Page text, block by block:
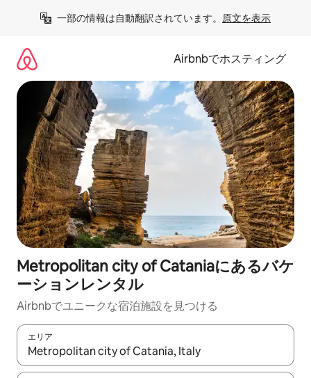
一部の情報は自動翻訳されています。 原文を表示
Airbnbでホスティング
Metropolitan city of Cataniaにあるバケ
ーションレンタル
Airbnbでユニークな宿泊施設を見つける
エリア
検索結果が表示されたら、上下の矢印キーを使って移動するか